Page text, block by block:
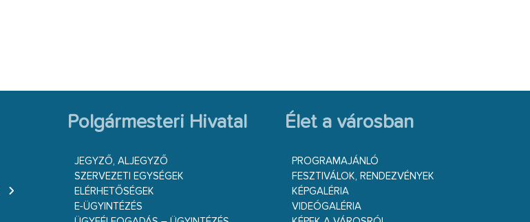
Polgármesteri Hivatal
JEGYZŐ, ALJEGYZŐ
SZERVEZETI EGYSÉGEK
ELÉRHETŐSÉGEK
E-ÜGYINTÉZÉS
Élet a városban
PROGRAMAJÁNLÓ
FESZTIVÁLOK, RENDEZVÉNYEK
KÉPGALÉRIA
VIDEÓGALÉRIA